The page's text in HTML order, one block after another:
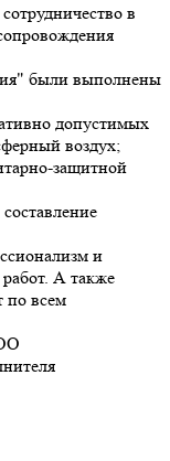
в
были выполнены
допустимых
воздух;
защитной
и
А также
по всем